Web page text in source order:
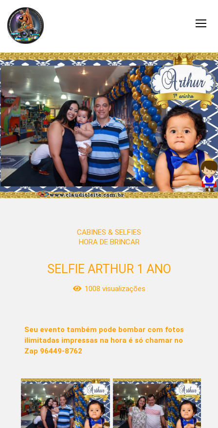
CABINES & SELFIES
HORA DE BRINCAR
SELFIE ARTHUR 1 ANO
1008 visualizações
Seu evento também pode bombar com fotos
ilimitadas impressas na hora é só chamar no
Zap 96449-8762